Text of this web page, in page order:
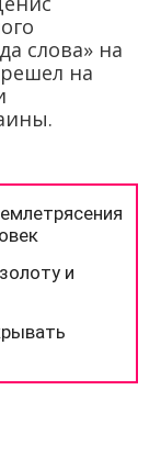
слова» на
на